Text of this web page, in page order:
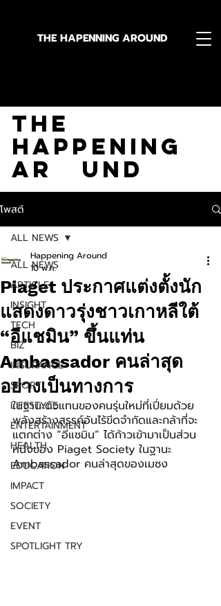
THE HAPENNING AROUND
The
Happening
Ar und
โพสต์
ALL NEWS
ARTICLE
INSIGHT
TECH
BIZ
INSURANCE
SPORT
LIFESTYLE
ENTERTAINMENT
HEALTH
EDUCATION
IMPACT
SOCIETY
EVENT
SPOTLIGHT TRY
ALL NEWS
Piaget ประกาศแต่งตั้งนัก
แสดงดาวรุ่งชาวเกาหลีใต้
“อีแชมิน” ขึ้นแท่น
Ambassador คนล่าสุด
อย่างเป็นทางการ
Happening Around
10 พ.ค.
ในฐานะตัวแทนของคนรุ่นใหม่ที่เปี่ยมด้วย
พลังสร้างสรรค์อันไร้ขีดจำกัดและกล้าที่จะ
แตกต่าง “อีแชมิน” ได้ก้าวเข้ามาเป็นส่วน
หนึ่งของ Piaget Society ในฐานะ
Ambassador คนล่าสุดของเมซง